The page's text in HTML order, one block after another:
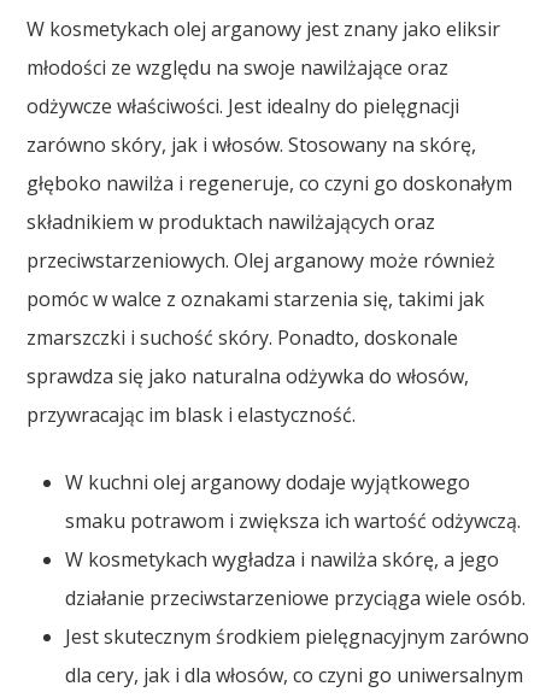
W kosmetykach olej arganowy jest znany jako eliksir
młodości ze względu na swoje nawilżające oraz
odżywcze właściwości. Jest idealny do pielęgnacji
zarówno skóry, jak i włosów. Stosowany na skórę,
głęboko nawilża i regeneruje, co czyni go doskonałym
składnikiem w produktach nawilżających oraz
przeciwstarzeniowych. Olej arganowy może również
pomóc w walce z oznakami starzenia się, takimi jak
zmarszczki i suchość skóry. Ponadto, doskonale
sprawdza się jako naturalna odżywka do włosów,
przywracając im blask i elastyczność.
W kuchni olej arganowy dodaje wyjątkowego
smaku potrawom i zwiększa ich wartość odżywczą.
W kosmetykach wygładza i nawilża skórę, a jego
działanie przeciwstarzeniowe przyciąga wiele osób.
Jest skutecznym środkiem pielęgnacyjnym zarówno
dla cery, jak i dla włosów, co czyni go uniwersalnym